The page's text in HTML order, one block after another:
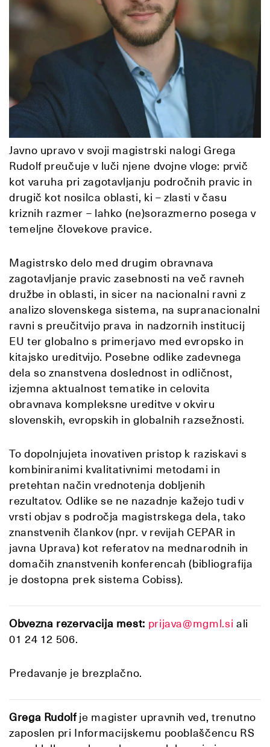
Javno upravo v svoji magistrski nalogi Grega
Rudolf preučuje v luči njene dvojne vloge: prvič
kot varuha pri zagotavljanju področnih pravic in
drugič kot nosilca oblasti, ki – zlasti v času
kriznih razmer – lahko (ne)sorazmerno posega v
temeljne človekove pravice.
Magistrsko delo med drugim obravnava
zagotavljanje pravic zasebnosti na več ravneh
družbe in oblasti, in sicer na nacionalni ravni z
analizo slovenskega sistema, na supranacionalni
ravni s preučitvijo prava in nadzornih institucij
EU ter globalno s primerjavo med evropsko in
kitajsko ureditvijo. Posebne odlike zadevnega
dela so znanstvena doslednost in odličnost,
izjemna aktualnost tematike in celovita
obravnava kompleksne ureditve v okviru
slovenskih, evropskih in globalnih razsežnosti.
To dopolnjujeta inovativen pristop k raziskavi s
kombiniranimi kvalitativnimi metodami in
pretehtan način vrednotenja dobljenih
rezultatov. Odlike se ne nazadnje kažejo tudi v
vrsti objav s področja magistrskega dela, tako
znanstvenih člankov (npr. v revijah CEPAR in
javna Uprava) kot referatov na mednarodnih in
domačih znanstvenih konferencah (bibliografija
je dostopna prek sistema Cobiss).
Obvezna rezervacija mest: prijava@mgml.si ali
01 24 12 506.
Predavanje je brezplačno.
Grega Rudolfje magister upravnih ved, trenutno
zaposlen pri Informacijskemu pooblaščencu RS